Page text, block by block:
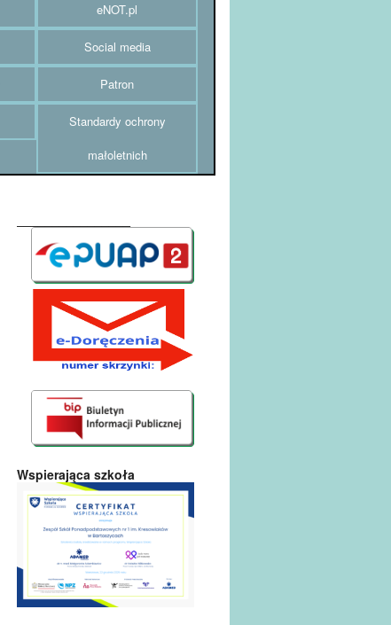
eNOT.pl
Social media
Patron
Standardy ochrony
małoletnich
Wspierająca szkoła